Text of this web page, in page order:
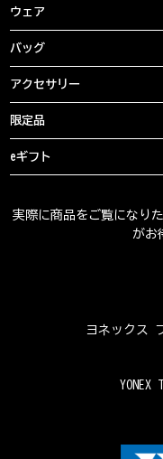
ウェア
バッグ
アクセサリー
限定品
eギフト
実際に商品をご覧になり
がお
ヨネックス
YONEX